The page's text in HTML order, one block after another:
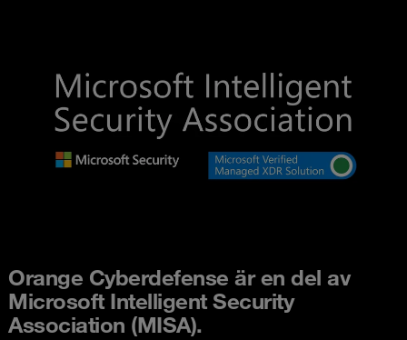
Orange Cyberdefense är en del av
Microsoft Intelligent Security
Association (MISA).